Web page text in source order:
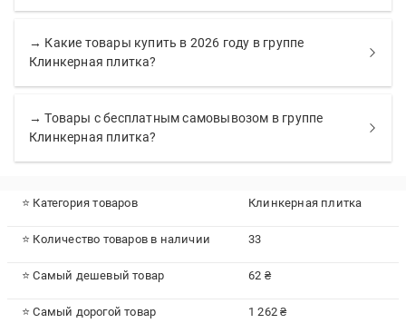
→ Какие товары купить в 2026 году в группе
Клинкерная плитка?
→ Товары с бесплатным самовывозом в группе
Клинкерная плитка?
⭐ Категория товаров Клинкерная плитка
⭐ Количество товаров в наличии 33
⭐ Самый дешевый товар 62 ₴
⭐ Самый дорогой товар 1 262 ₴